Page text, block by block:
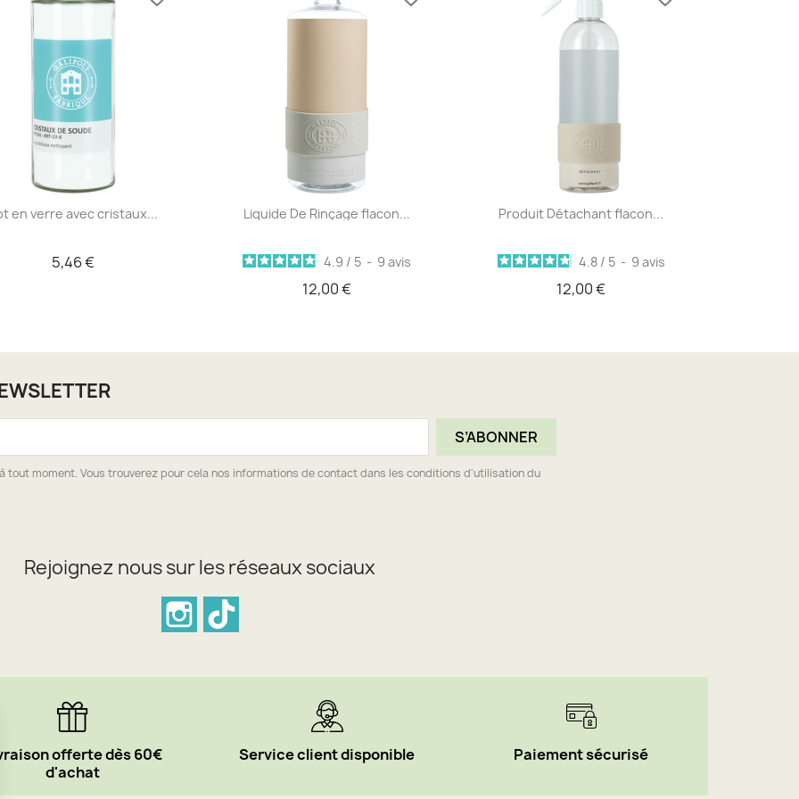
Aperçu rapide
en verre avec cristaux...
5,46 €
 Aperçu rapide
Liquide De Rinçage flacon...
4.9 / 5 - 9 avis
12,00 €
Aperçu rapide
Produit Détachant flacon...
4.8 / 5 - 9 avis
12,00 €
tout moment. Vous trouverez pour cela nos informations de contact dans les conditions d'utilisation du
Rejoignez nous sur les réseaux sociaux
Instagram
offerte dès 60€
d'achat
Service client disponible Paiement sécurisé